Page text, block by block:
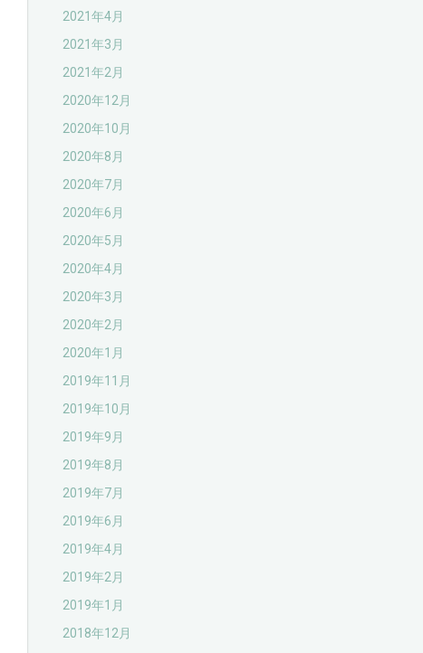
2021年4月
2021年3月
2021年2月
2020年12月
2020年10月
2020年8月
2020年7月
2020年6月
2020年5月
2020年4月
2020年3月
2020年2月
2020年1月
2019年11月
2019年10月
2019年9月
2019年8月
2019年7月
2019年6月
2019年4月
2019年2月
2019年1月
2018年12月